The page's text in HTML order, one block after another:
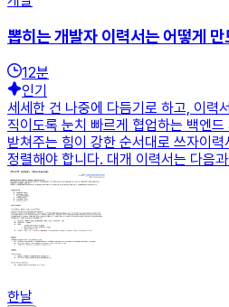
뽑히는 개발자 이력서는 어떻게
12분
인기
세세한 건 나중에 다듬기로 하고, 이력
직이도록 눈치 빠르게 협업하는 백엔
받쳐주는 힘이 강한 순서대로 쓰자이
정렬해야 합니다. 대개 이력서는 다음
한날